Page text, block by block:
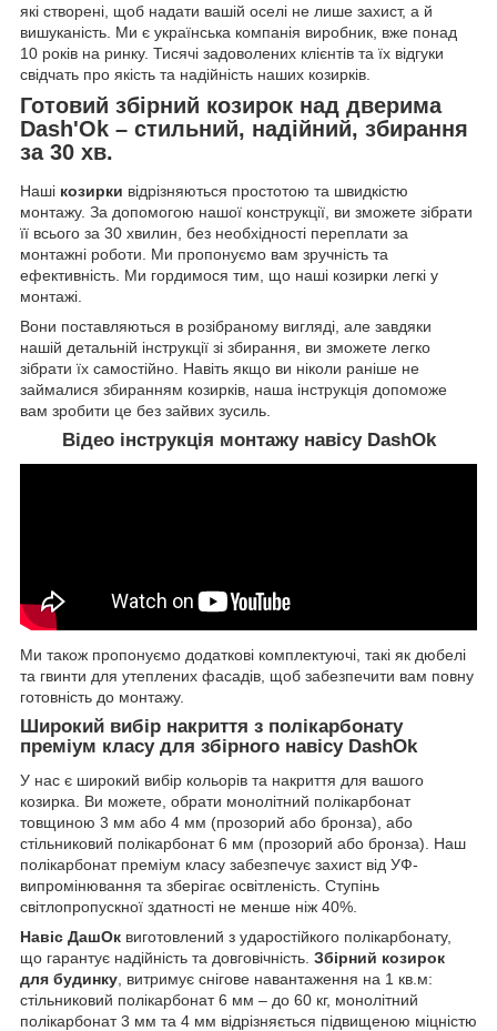
які створені, щоб надати вашій оселі не лише захист, а й
вишуканість. Ми є українська компанія виробник, вже понад
10 років на ринку. Тисячі задоволених клієнтів та їх відгуки
свідчать про якість та надійність наших козирків.
Готовий збірний козирок над дверима
Dash'Ok – стильний, надійний, збирання
за 30 хв.
Наші козирки відрізняються простотою та швидкістю
монтажу. За допомогою нашої конструкції, ви зможете зібрати
її всього за 30 хвилин, без необхідності переплати за
монтажні роботи. Ми пропонуємо вам зручність та
ефективність. Ми гордимося тим, що наші козирки легкі у
монтажі.
Вони поставляються в розібраному вигляді, але завдяки
нашій детальній інструкції зі збирання, ви зможете легко
зібрати їх самостійно. Навіть якщо ви ніколи раніше не
займалися збиранням козирків, наша інструкція допоможе
вам зробити це без зайвих зусиль.
Відео інструкція монтажу навісу DashOk
Ми також пропонуємо додаткові комплектуючі, такі як дюбелі
та гвинти для утеплених фасадів, щоб забезпечити вам повну
готовність до монтажу.
Широкий вибір накриття з полікарбонату
преміум класу для збірного навісу DashOk
У нас є широкий вибір кольорів та накриття для вашого
козирка. Ви можете, обрати монолітний полікарбонат
товщиною 3 мм або 4 мм (прозорий або бронза), або
стільниковий полікарбонат 6 мм (прозорий або бронза). Наш
полікарбонат преміум класу забезпечує захист від УФ-
випромінювання та зберігає освітленість. Ступінь
світлопропускної здатності не менше ніж 40%.
Навіс ДашОк виготовлений з ударостійкого полікарбонату,
що гарантує надійність та довговічність. Збірний козирок
для будинку , витримує снігове навантаження на 1 кв.м:
стільниковий полікарбонат 6 мм – до 60 кг, монолітний
полікарбонат 3 мм та 4 мм відрізняється підвищеною міцністю